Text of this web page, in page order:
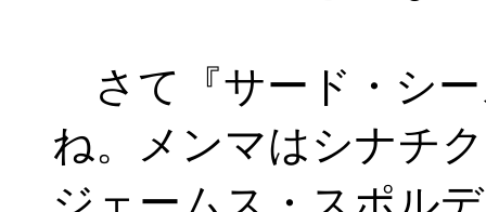
さて『サード・シ
ね。メンマはシナチ